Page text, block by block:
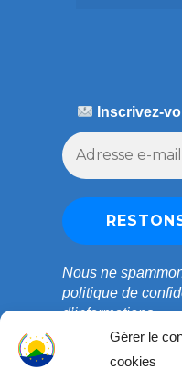
Gérer le
cookies
Inscrivez-
Nous ne
politique de
d’informations.